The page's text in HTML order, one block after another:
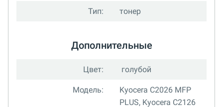
Тип: тонер
Дополнительные
Цвет: голубой
Модель:
Kyocera C2026 MFP
PLUS, Kyocera C2126